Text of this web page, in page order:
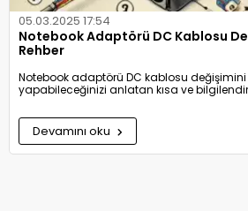
05.03.2025 17:54
Notebook Adaptörü DC Kablosu
Rehber
Notebook adaptörü DC kablosu değişimini
yapabileceğinizi anlatan kısa ve
Devamını oku